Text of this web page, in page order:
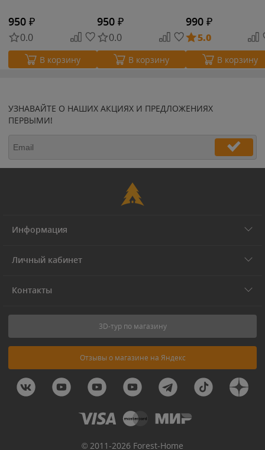
950 ₽
0.0
В корзину
950 ₽
0.0
В корзину
990 ₽
5.0
В корзину
УЗНАВАЙТЕ О НАШИХ АКЦИЯХ И ПРЕДЛОЖЕНИЯХ
ПЕРВЫМИ!
Информация
Личный кабинет
Контакты
3D-тур по магазину
Отзывы о магазине на Яндекс
© 2011-2026 Forest-Home